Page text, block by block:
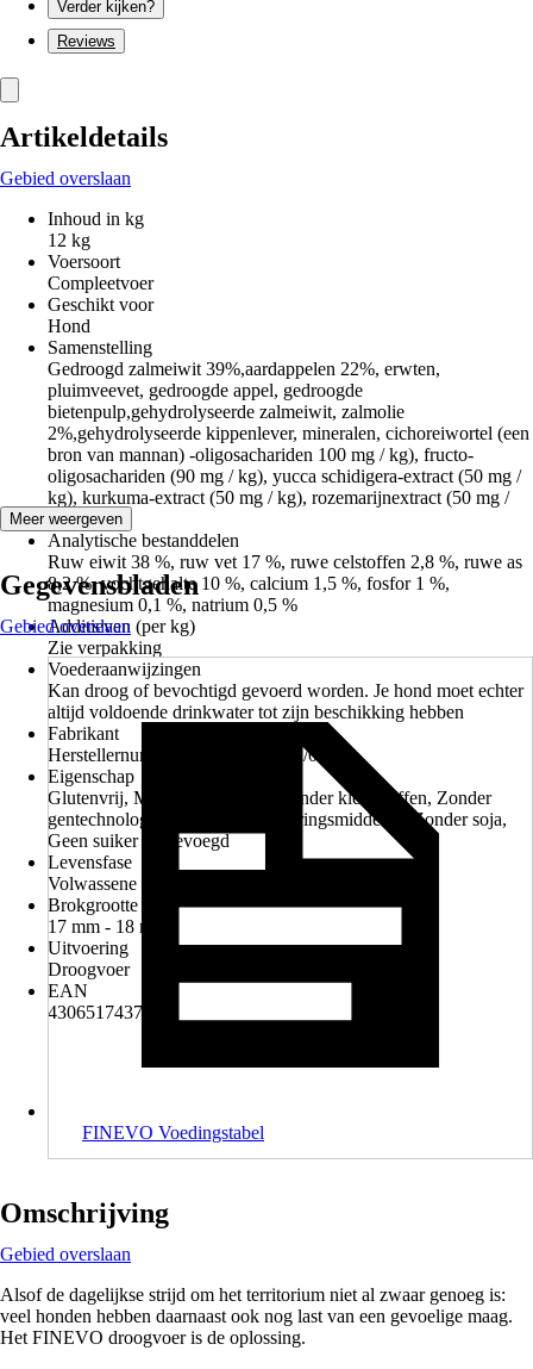
Verder kijken?
Reviews
Artikeldetails
Gebied overslaan
Inhoud in kg
12 kg
Voersoort
Compleetvoer
Geschikt voor
Hond
Samenstelling
Gedroogd zalmeiwit 39%,aardappelen 22%, erwten,
pluimveevet, gedroogde appel, gedroogde
bietenpulp,gehydrolyseerde zalmeiwit, zalmolie
2%,gehydrolyseerde kippenlever, mineralen, cichoreiwortel (een
bron van mannan) -oligosachariden 100 mg / kg), fructo-
oligosachariden (90 mg / kg), yucca schidigera-extract (50 mg /
kg), kurkuma-extract (50 mg / kg), rozemarijnextract (50 mg /
kg).
Analytische bestanddelen
Ruw eiwit 38 %, ruw vet 17 %, ruwe celstoffen 2,8 %, ruwe as
8,2 %, vochtgehalte 10 %, calcium 1,5 %, fosfor 1 %,
magnesium 0,1 %, natrium 0,5 %
Additieven (per kg)
Zie verpakking
Voederaanwijzingen
Kan droog of bevochtigd gevoerd worden. Je hond moet echter
altijd voldoende drinkwater tot zijn beschikking hebben
Fabrikant
Herstellernummer: CZ 800175-01/02/03
Eigenschap
Glutenvrij, Met antioxidanten, Zonder kleurstoffen, Zonder
gentechnologie, Zonder conserveringsmiddelen, Zonder soja,
Geen suiker toegevoegd
Levensfase
Volwassene
Brokgrootte
17 mm - 18 mm
Uitvoering
Droogvoer
EAN
4306517437817
Meer weergeven
Gegevensbladen
Gebied overslaan
FINEVO Voedingstabel
Omschrijving
Gebied overslaan
Alsof de dagelijkse strijd om het territorium niet al zwaar genoeg is:
veel honden hebben daarnaast ook nog last van een gevoelige maag.
Het FINEVO droogvoer is de oplossing.